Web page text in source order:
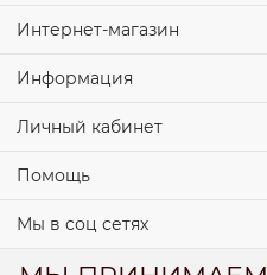
Интернет-магазин
Информация
Личный кабинет
Помощь
Мы в соц сетях